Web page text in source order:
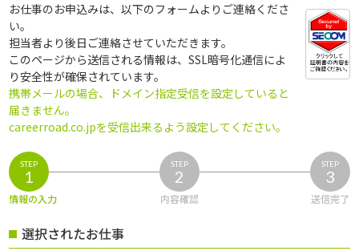
お仕事のお申込みは、以下のフォームよりご連絡くださ
い。
担当者より後日ご連絡させていただきます。
このページから送信される情報は、SSL暗号化通信によ
り安全性が確保されています。
携帯メールの場合、ドメイン指定受信を設定していると
届きません。
careerroad.co.jpを受信出来るよう設定してください。
STEP
1
情報の入力
STEP
2
内容確認
STEP
3
送信完了
選択されたお仕事